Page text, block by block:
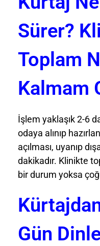
Sürer?
Toplam
Kalmam
İşlem yaklaşık 2-6
odaya alınıp
açılması, uyanıp
dakikadır. Klinikte
bir durum yoksa
Gün